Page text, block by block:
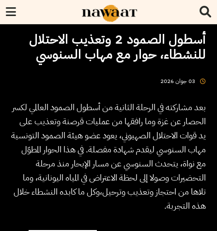
أسطول الصمود 2 وتعذيب الاحتلال
للنشطاء، حوار مع مهاب السنوسي
03جوان2026
بعد مشاركته في الرحلة الثانية من أسطول الصمود العالمي لكسر
الحصار عن غزة وما رافقها من عمليات قرصنة وتعذيب على
يد قوات الاحتلال الصهيوني، يعود عضو هيئة الصمود التونسية
مهاب السنوسي ليقدم شهادة مفصلة. في هذا الحوار المطوّل
مع نواة، يتحدث السنوسي عن مسار الإبحار منذ مرحلة
التحضيرات وصولا إلى لحظة الاعتراض في المياه اليونانية، وما
تلاها من احتجاز وتعذيب وترحيل،وكل ما كابده النشطاء خلال
هذه التجربة.